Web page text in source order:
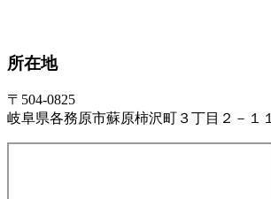
所在地
〒504-0825
岐阜県各務原市蘇原柿沢町３丁目２－１１